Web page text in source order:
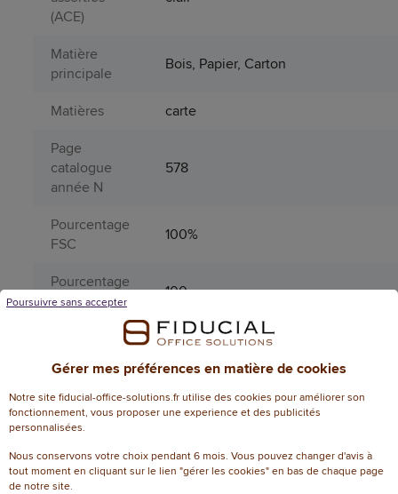
(ACE)
Matière
principale
Bois, Papier, Carton
Matières
carte
Page
catalogue
année N
578
Pourcentage
FSC
100%
Pourcentage
PEFC
100
Non
Périssable
Non
Teinte
Informations environnementales
Gérer mes préférences en matière de cookies
Notre site fiducial-office-solutions.fr utilise des cookies pour améliorer son
fonctionnement, vous proposer une experience et des publicités
personnalisées.
Nous conservons votre choix pendant 6 mois. Vous pouvez changer d'avis à
tout moment en cliquant sur le lien "gérer les cookies" en bas de chaque page
de notre site.
Poursuivre sans accepter